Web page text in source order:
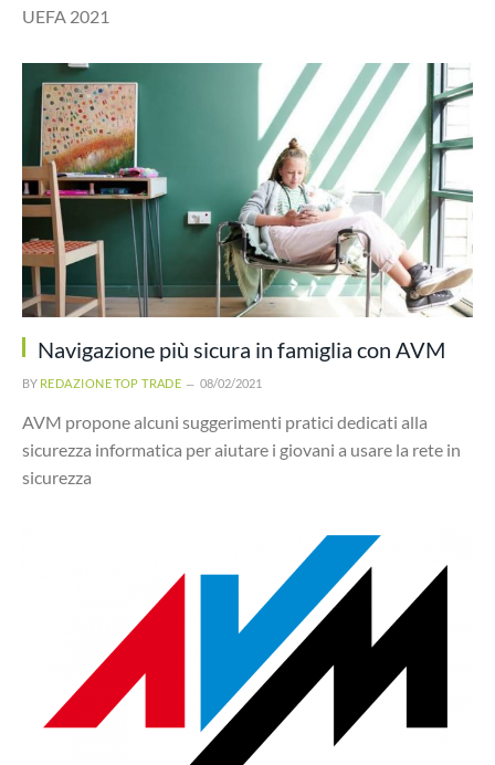
UEFA 2021
Navigazione più sicura in famiglia con AVM
BY REDAZIONE TOP TRADE 08/02/2021
AVM propone alcuni suggerimenti pratici dedicati alla
sicurezza informatica per aiutare i giovani a usare la rete in
sicurezza